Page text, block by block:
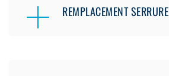
REMPLACEMENT SERRURE